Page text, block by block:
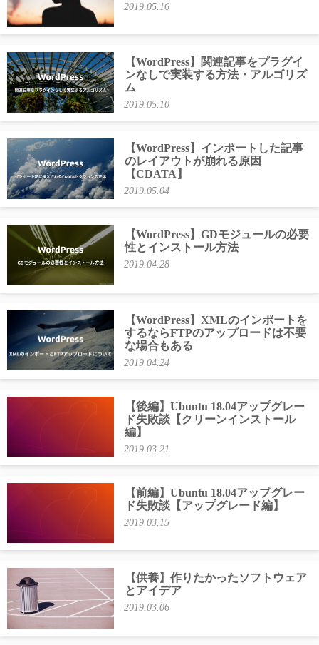
2019.05.16
【WordPress】関連記事をプラグイ
ンなしで実装する方法・アルゴリズ
ム
2019.05.10
【WordPress】インポートした記事
のレイアウトが崩れる原因
【CDATA】
2019.05.04
【WordPress】GDモジュールの必要
性とインストール方法
2019.04.28
【WordPress】XMLのインポートを
するならFTPのアップロードは不要
な場合もある
2019.04.24
【後編】Ubuntu 18.04アップグレー
ド失敗談【クリーンインストール
編】
2019.03.21
【前編】Ubuntu 18.04アップグレー
ド失敗談【アップグレード編】
2019.03.15
【供養】作りたかったソフトウェア
とアイデア
2019.03.06